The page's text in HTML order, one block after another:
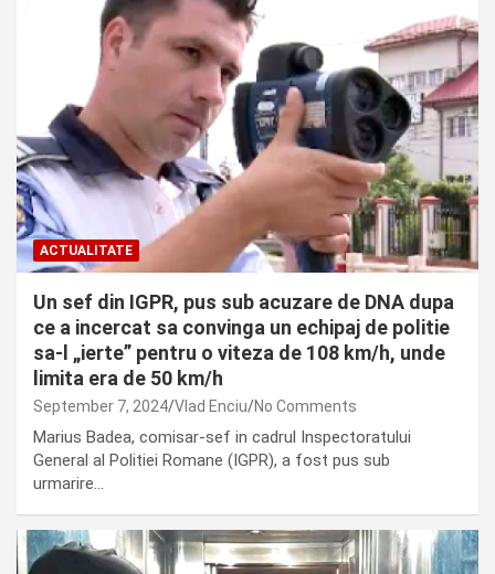
ACTUALITATE
Un sef din IGPR, pus sub acuzare de DNA dupa
ce a incercat sa convinga un echipaj de politie
sa-l „ierte” pentru o viteza de 108 km/h, unde
limita era de 50 km/h
September 7, 2024 Vlad Enciu No Comments
Marius Badea, comisar-sef in cadrul Inspectoratului
General al Politiei Romane (IGPR), a fost pus sub
urmarire…